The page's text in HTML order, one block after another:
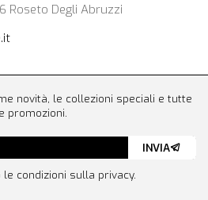
Roseto Degli Abruzzi
novità, le collezioni speciali e tutte
promozioni.
condizioni sulla privacy.
INVIA